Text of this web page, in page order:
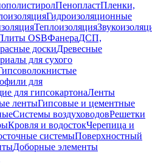
ПенопластПленки,
Гидроизоляционные
Теплоизоляция
OSBФанераДСП,
доскиДревесные
для сухого
для
для гипсокартонаЛенты
лентыГипсовые и цементные
Системы воздуховодовРешетки
Кровля и водостокЧерепица и
системыПоверхностный
Доборные элементы